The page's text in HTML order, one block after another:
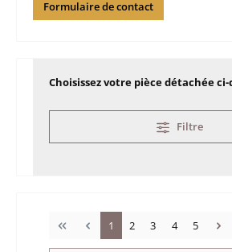
Formulaire de contact
Choisissez votre pièce détachée ci-
Filtre
Page
1 Page
2 Page
3 Page
4 Page
5